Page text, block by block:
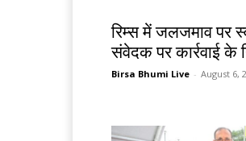
रिम्स में जलजमाव पर
संवेदक पर कार्रवाई के
Birsa Bhumi Live - August 6,